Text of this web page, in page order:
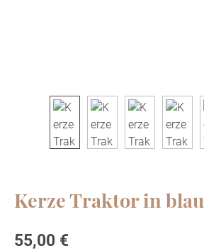
Kerze Traktor in blau
Regulärer Preis:
55,00 €